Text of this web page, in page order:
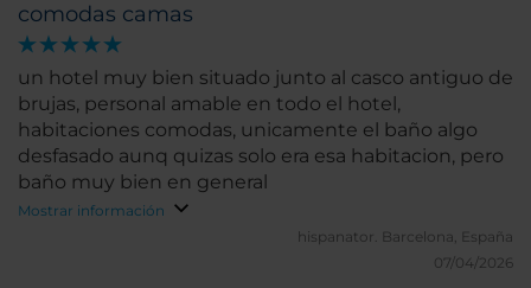
comodas camas
un hotel muy bien situado junto al casco antiguo de
brujas, personal amable en todo el hotel,
habitaciones comodas, unicamente el baño algo
desfasado aunq quizas solo era esa habitacion, pero
baño muy bien en general
Mostrar información
hispanator. Barcelona, España
07/04/2026